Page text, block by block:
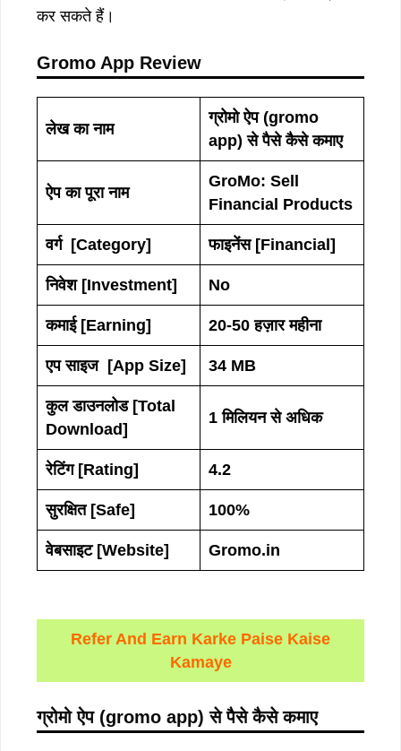
कर सकते हैं।
Gromo App Review
लेख का नाम
ग्रोमो ऐप(gromo
app)से पैसे कैसे कमाए
ऐप का पूरा नाम
GroMo: Sell
Financial Products
वर्ग[Category] फाइनेंस[Financial]
निवेश[Investment] No
कमाई[Earning] 20-50हज़ार महीना
एप साइज [App Size] 34 MB
कुल डाउनलोड [Total
Download]
1मिलियन से अधिक
रेटिंग [Rating] 4.2
सुरक्षित [Safe] 100%
वेबसाइट[Website] Gromo.in
Refer And Earn Karke Paise Kaise
Kamaye
ग्रोमो ऐप(gromo app)से पैसे कैसे कमाए